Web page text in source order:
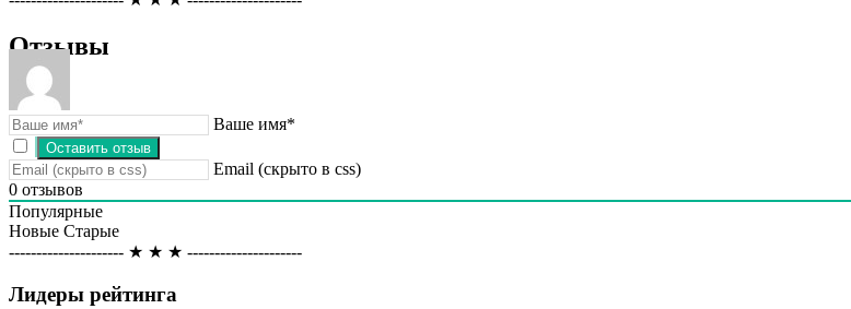
Отзывы
Ваше имя*
Email (скрыто в css)
0 отзывов
Популярные
Новые Старые
--------------------- ★ ★ ★ ---------------------
Лидеры рейтинга